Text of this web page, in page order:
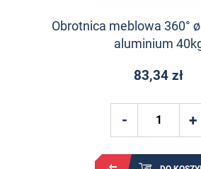
Obrotnica meblowa 360°
aluminium
83,34 zł